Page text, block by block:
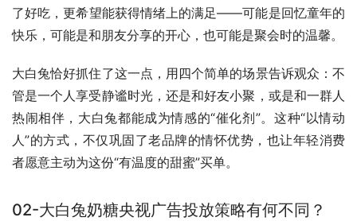
了好吃，更希望能获得情绪上的满足——可能是回忆童年的
快乐，可能是和朋友分享的开心，也可能是聚会时的温馨。
大白兔恰好抓住了这一点，用四个简单的场景告诉观众：不
管是一个人享受静谧时光，还是和好友小聚，或是和一群人
热闹相伴，大白兔都能成为情感的“催化剂”。这种“以情动
人”的方式，不仅巩固了老品牌的情怀优势，也让年轻消费
者愿意主动为这份“有温度的甜蜜”买单。
02-大白兔奶糖央视广告投放策略有何不同？